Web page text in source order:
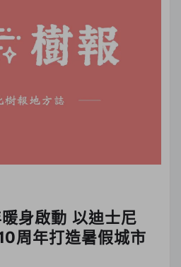
身啟動 以迪士尼
周年打造暑假城市